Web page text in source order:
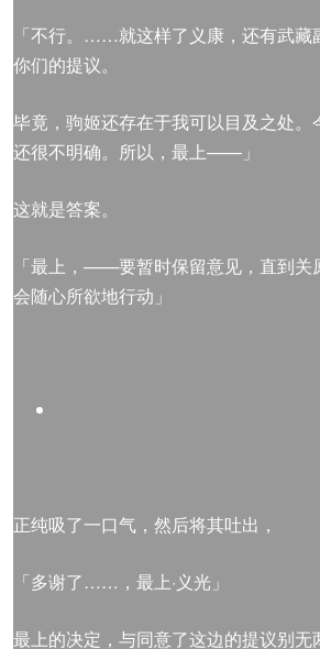
「不行。……就这样了义康，还有武藏
你们的提议。
毕竟，驹姬还存在于我可以目及之处
还很不明确。所以，最上——」
这就是答案。
「最上，——要暂时保留意见，直到关
会随心所欲地行动」
正纯吸了一口气，然后将其吐出，
「多谢了……，最上·义光」
最上的决定，与同意了这边的提议别无